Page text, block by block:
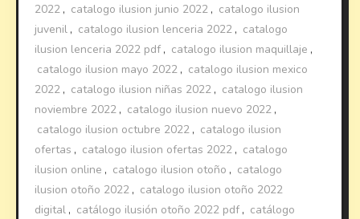
2022 , catalogo ilusion junio 2022 , catalogo ilusion
juvenil , catalogo ilusion lenceria 2022 , catalogo
ilusion lenceria 2022 pdf , catalogo ilusion maquillaje ,
catalogo ilusion mayo 2022 , catalogo ilusion mexico
2022 , catalogo ilusion niñas 2022 , catalogo ilusion
noviembre 2022 , catalogo ilusion nuevo 2022 ,
catalogo ilusion octubre 2022 , catalogo ilusion
ofertas , catalogo ilusion ofertas 2022 , catalogo
ilusion online , catalogo ilusion otoño , catalogo
ilusion otoño 2022 , catalogo ilusion otoño 2022
digital , catálogo ilusión otoño 2022 pdf , catálogo